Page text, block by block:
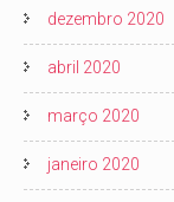
dezembro 2020
abril 2020
março 2020
janeiro 2020